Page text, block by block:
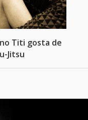
Titi gosta de
Jitsu